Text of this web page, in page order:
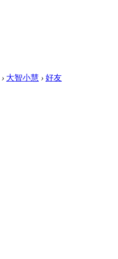
› 大智小慧 › 好友